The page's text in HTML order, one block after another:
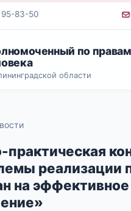
95-83-50
по правам
области
практическая
реализации
на эффективное